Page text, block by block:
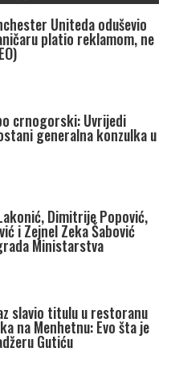
Uniteda oduševio
platio reklamom, ne
crnogorski: Uvrijedi
generalna konzulka u
Dimitrije Popović,
i Zejnel Zeka Šabović
Ministarstva
slavio titulu u restoranu
na Menhetnu: Evo šta je
Gutiću